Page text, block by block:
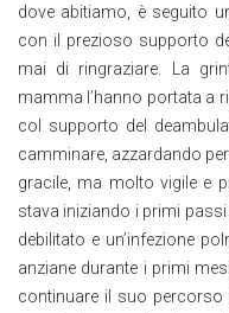
dove abitiamo, è seguito
con il prezioso supporto
mai di ringraziare. La
mamma l’hanno portata a
col supporto del
camminare, azzardando
gracile, ma molto vigile e
stava iniziando i primi
debilitato e un’infezione
anziane durante i primi
continuare il suo percorso